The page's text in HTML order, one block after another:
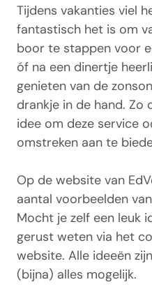
Tijdens vakanties viel
fantastisch het is om
boor te stappen voor
óf na een dinertje
genieten van de
drankje in de hand.
idee om deze service
omstreken aan te
Op de website van
aantal voorbeelden
Mocht je zelf een leuk
gerust weten via het
website. Alle ideeën
(bijna) alles mogelijk.